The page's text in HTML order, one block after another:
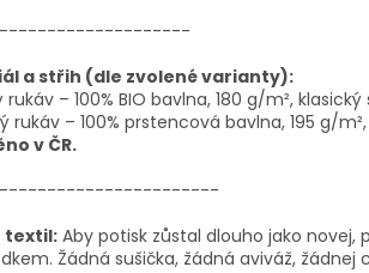
a střih (dle zvolené varianty):
rukáv – 100% BIO bavlna, 180 g/m²,
rukáv – 100% prstencová bavlna, 195 g/
v ČR.
textil: Aby potisk zůstal dlouho jako
Žádná sušička, žádná aviváž,